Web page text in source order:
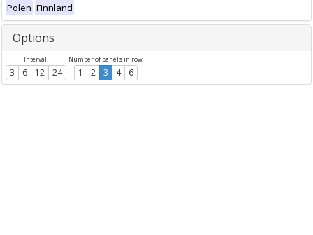
Polen Finnland
Options
Intervall
3 6 12 24
Number of panels in row
1 2 3 4 6